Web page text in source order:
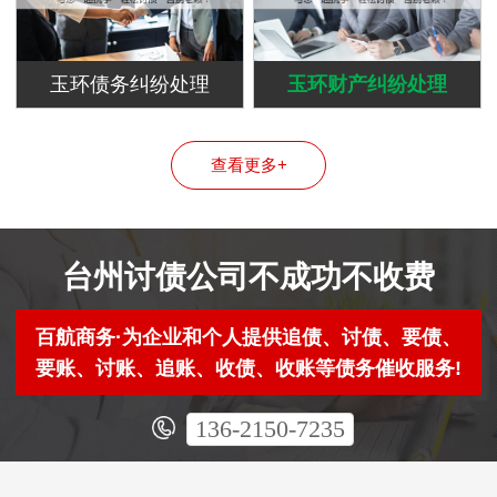
玉环债务纠纷处理 玉环财产纠纷处理
查看更多+
台州讨债公司不成功不收费
百航商务·为企业和个人提供追债、讨债、要债、
要账、讨账、追账、收债、收账等债务催收服务!
136-2150-7235